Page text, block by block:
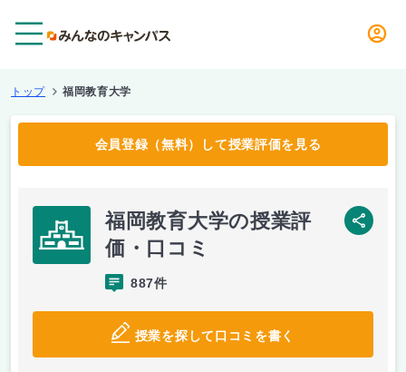
トップ 福岡教育大学
会員登録（無料）して授業評価を見る
福岡教育大学の授業評
価・口コミ
887件
授業を探して口コミを書く
SNS